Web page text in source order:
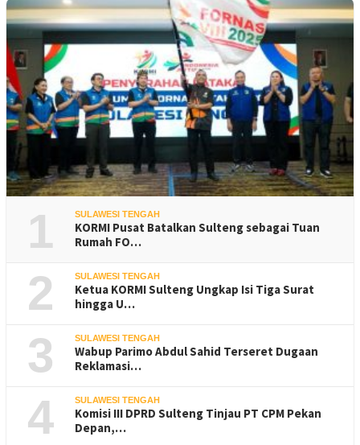
1 SULAWESI TENGAH
KORMI Pusat Batalkan Sulteng sebagai Tuan
Rumah FO…
2 SULAWESI TENGAH
Ketua KORMI Sulteng Ungkap Isi Tiga Surat
hingga U…
3 SULAWESI TENGAH
Wabup Parimo Abdul Sahid Terseret Dugaan
Reklamasi…
4 SULAWESI TENGAH
Komisi III DPRD Sulteng Tinjau PT CPM Pekan
Depan,…